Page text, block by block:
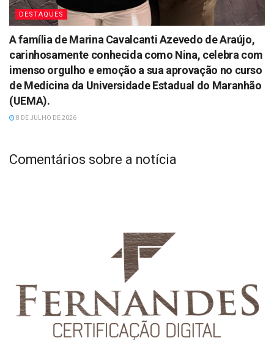
DESTAQUES
A família de Marina Cavalcanti Azevedo de Araújo,
carinhosamente conhecida como Nina, celebra com
imenso orgulho e emoção a sua aprovação no curso
de Medicina da Universidade Estadual do Maranhão
(UEMA).
8 DE JULHO DE 2026
Comentários sobre a notícia